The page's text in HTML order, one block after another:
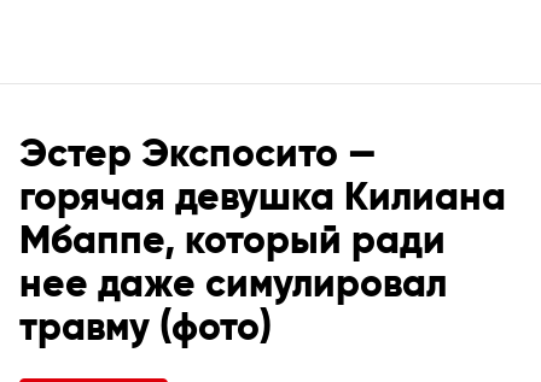
Эстер Экспосито —
горячая девушка Килиана
Мбаппе, который ради
нее даже симулировал
травму (фото)